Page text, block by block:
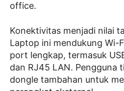
office.
Konektivitas menjadi nilai
Laptop ini mendukung Wi-
port lengkap, termasuk
dan RJ45 LAN. Pengguna
dongle tambahan untuk